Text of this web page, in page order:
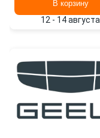
В корзину
12 - 14 августа